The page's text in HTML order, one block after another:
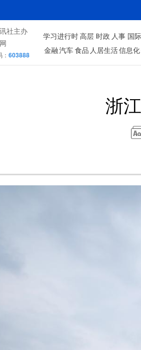
社主办
603888
学习进行时 高层 时政 人事 国际
金融 汽车 食品 人居生活信息化
浙